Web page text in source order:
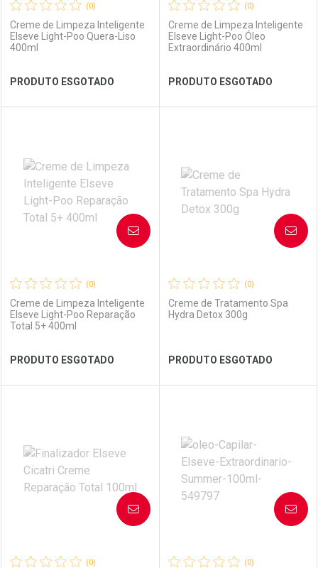
Ver Desconto Convênio Ver Desconto Convênio
(0)
Creme de Limpeza Inteligente
Elseve Light-Poo Quera-Liso
400ml
PRODUTO ESGOTADO
Laboratório
Ver Desconto Convênio
Por Menos
(0)
Creme de Limpeza Inteligente
Elseve Light-Poo Óleo
Extraordinário 400ml
PRODUTO ESGOTADO
Laboratório
Ver Desconto Convênio
Por Menos
(0)
Creme de Limpeza Inteligente
Elseve Light-Poo Reparação
Total 5+ 400ml
PRODUTO ESGOTADO
AVISE-ME
Laboratório
Por Menos
(0)
Creme de Tratamento Spa
Hydra Detox 300g
PRODUTO ESGOTADO
AVISE-ME
Laboratório
Por Menos
(0)
AVISE-ME
(0)
AVISE-ME